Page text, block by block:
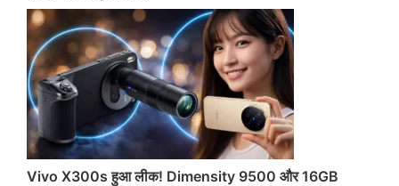
Vivo X300s हुआ लीक! Dimensity 9500 और 16GB